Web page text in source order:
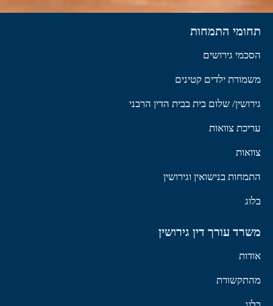
תחומי התמחות
הסכמי גירושים
משמורת ילדים קטינים
גירושין/ שלום בית בבית הדין הרבני
עריכת צוואות
צוואות
התמחות בנישואין וגירושין
בלוג
משרד עורך דין גירושין
אודות
מהתקשורת